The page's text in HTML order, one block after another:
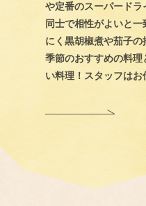
や定番のスーパード
同士で相性がよいと
にく黒胡椒煮や茄子の
季節のおすすめの料
い料理！スタッフはお